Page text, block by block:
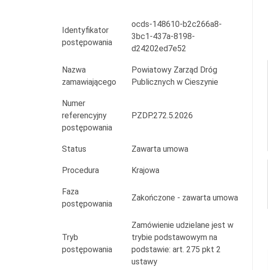
nowego
przebiegu
drogi
powiatowej
2646
ul.
Ks.
Janusza
Identyfikator
postępowania
ocds-148610-b2c266a8-
3bc1-437a-8198-
d24202ed7e52
Nazwa
zamawiającego
Powiatowy Zarząd Dróg
Publicznych w Cieszynie
Numer
referencyjny
postępowania
PZDP.272.5.2026
Status Zawarta umowa
Procedura Krajowa
Faza
postępowania
Zakończone - zawarta umowa
Tryb
postępowania
Zamówienie udzielane jest w
trybie podstawowym na
podstawie: art. 275 pkt 2
ustawy